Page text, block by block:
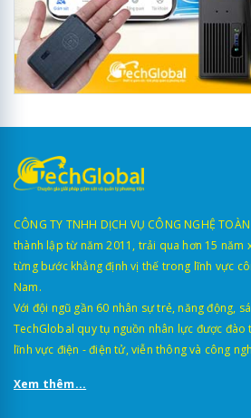
CÔNG TY TNHH DỊCH VỤ CÔNG NGHỆ
thành lập từ năm 2011, trải qua hơn 15 năm
từng bước khẳng định vị thế trong lĩnh vực
Nam.
Với đội ngũ gần 60 nhân sự trẻ, năng động,
TechGlobal quy tụ nguồn nhân lực được đào
lĩnh vực điện - điện tử, viễn thông và công
Xem thêm...